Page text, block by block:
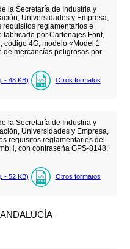
la Secretaría de Industria y
Universidades y Empresa,
reglamentarios e
por Cartonajes Font,
código 4G, modelo «Model 1
de mercancías peligrosas por
- 48 KB) Otros formatos
la Secretaría de Industria y
Universidades y Empresa,
requisitos reglamentarios del
con contraseña GPS-8148:
- 52 KB) Otros formatos